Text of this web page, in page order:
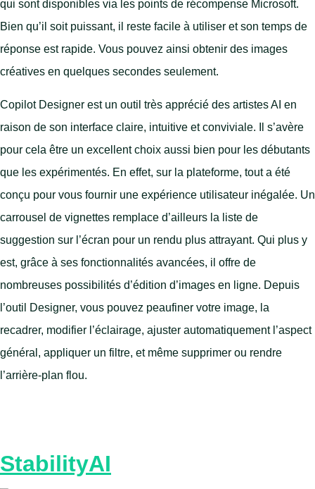
qui sont disponibles via les points de récompense Microsoft.
Bien qu’il soit puissant, il reste facile à utiliser et son temps de
réponse est rapide. Vous pouvez ainsi obtenir des images
créatives en quelques secondes seulement.
Copilot Designer est un outil très apprécié des artistes AI en
raison de son interface claire, intuitive et conviviale. Il s’avère
pour cela être un excellent choix aussi bien pour les débutants
que les expérimentés. En effet, sur la plateforme, tout a été
conçu pour vous fournir une expérience utilisateur inégalée. Un
carrousel de vignettes remplace d’ailleurs la liste de
suggestion sur l’écran pour un rendu plus attrayant. Qui plus y
est, grâce à ses fonctionnalités avancées, il offre de
nombreuses possibilités d’édition d’images en ligne. Depuis
l’outil Designer, vous pouvez peaufiner votre image, la
recadrer, modifier l’éclairage, ajuster automatiquement l’aspect
général, appliquer un filtre, et même supprimer ou rendre
l’arrière-plan flou.
StabilityAI